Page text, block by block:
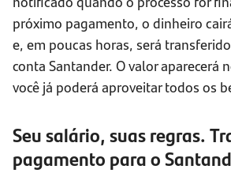
próximo pagamento, o dinheiro
e, em poucas horas, será
conta Santander. O valor aparecerá
você já poderá aproveitar todos os
Seu salário, suas regras.
pagamento para o